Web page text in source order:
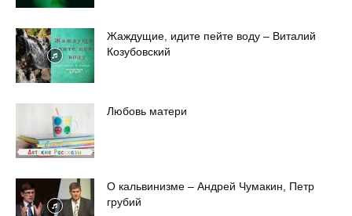
Жаждущие, идите пейте воду – Виталий
Козубовский
Любовь матери
О кальвинизме – Андрей Чумакин, Петр
грубий